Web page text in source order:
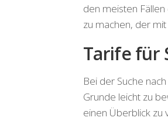
den meisten
zu machen, der
Tarife für
Bei der Suche
Grunde leicht zu
einen Überblick zu